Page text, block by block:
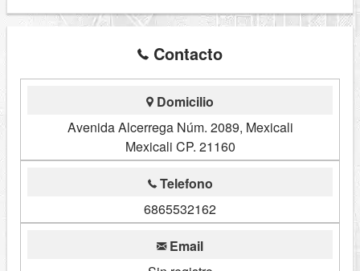
Contacto
Domicilio
Avenida Alcerrega Núm. 2089, Mexicali
Mexicali CP. 21160
Telefono
6865532162
Email